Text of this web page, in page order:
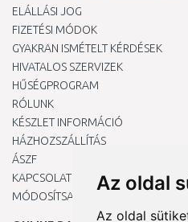
Az oldal
Az oldal
ELÁLLÁSI JOG
FIZETÉSI MÓDOK
GYAKRAN ISMÉTELT KÉRDÉSEK
HIVATALOS SZERVIZEK
HŰSÉGPROGRAM
RÓLUNK
KÉSZLET INFORMÁCIÓ
HÁZHOZSZÁLLÍTÁS
ÁSZF
KAPCSOLAT
MÓDOSÍTSA A COOKIE-